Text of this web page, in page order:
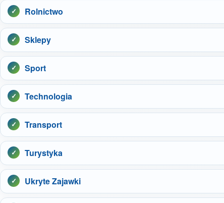
Rolnictwo
Sklepy
Sport
Technologia
Transport
Turystyka
Ukryte Zajawki